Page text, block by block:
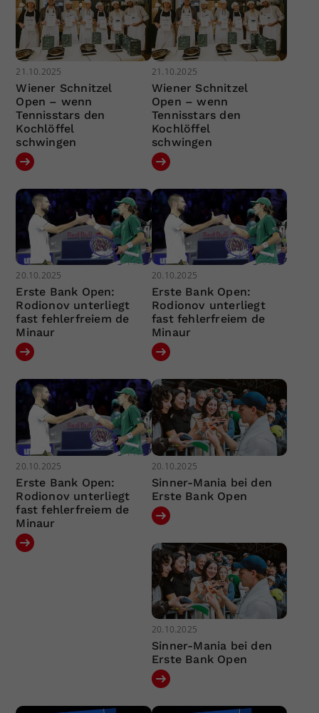
21.10.2025
Wiener Schnitzel
Open – wenn
Tennisstars den
Kochlöffel
schwingen
21.10.2025
Wiener Schnitzel
Open – wenn
Tennisstars den
Kochlöffel
schwingen
20.10.2025
Erste Bank Open:
Rodionov unterliegt
fast fehlerfreiem de
Minaur
20.10.2025
Erste Bank Open:
Rodionov unterliegt
fast fehlerfreiem de
Minaur
20.10.2025
Erste Bank Open:
Rodionov unterliegt
fast fehlerfreiem de
Minaur
20.10.2025
Sinner-Mania bei den
Erste Bank Open
20.10.2025
Sinner-Mania bei den
Erste Bank Open